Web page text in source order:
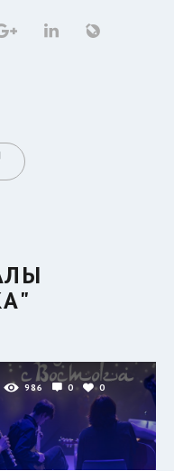
986 0 0